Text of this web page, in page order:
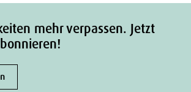
mehr verpassen. Jetzt